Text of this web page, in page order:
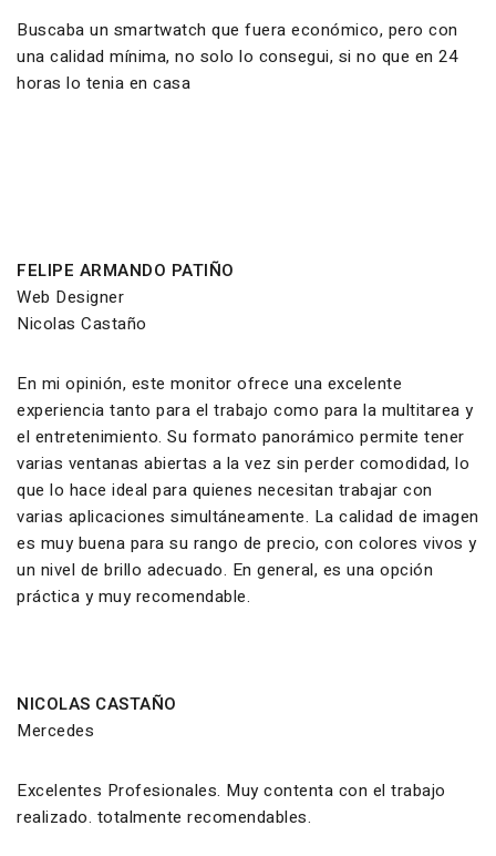
Buscaba un smartwatch que fuera económico, pero con
una calidad mínima, no solo lo consegui, si no que en 24
horas lo tenia en casa
FELIPE ARMANDO PATIÑO
Web Designer
Nicolas Castaño
En mi opinión, este monitor ofrece una excelente
experiencia tanto para el trabajo como para la multitarea y
el entretenimiento. Su formato panorámico permite tener
varias ventanas abiertas a la vez sin perder comodidad, lo
que lo hace ideal para quienes necesitan trabajar con
varias aplicaciones simultáneamente. La calidad de imagen
es muy buena para su rango de precio, con colores vivos y
un nivel de brillo adecuado. En general, es una opción
práctica y muy recomendable.
NICOLAS CASTAÑO
Mercedes
Excelentes Profesionales. Muy contenta con el trabajo
realizado. totalmente recomendables.